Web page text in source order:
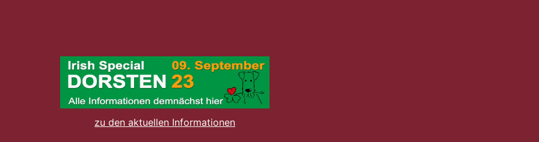
zu den aktuellen Informationen